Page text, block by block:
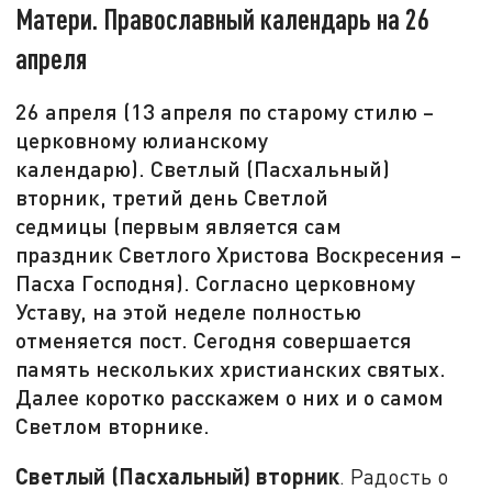
Матери. Православный календарь на 26
апреля
26 апреля (13 апреля по старому стилю –
церковному юлианскому
календарю). Светлый (Пасхальный)
вторник, третий день Светлой
седмицы (первым является сам
праздник Светлого Христова Воскресения –
Пасха Господня). Согласно церковному
Уставу, на этой неделе полностью
отменяется пост. Сегодня совершается
память нескольких христианских святых.
Далее коротко расскажем о них и о самом
Светлом вторнике.
Светлый (Пасхальный) вторник. Радость о